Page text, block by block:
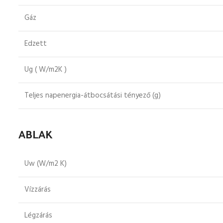
Gáz
Edzett
Ug ( W/m2K )
Teljes napenergia-átbocsátási tényező (g)
ABLAK
Uw (W/m2 K)
Vízzárás
Légzárás